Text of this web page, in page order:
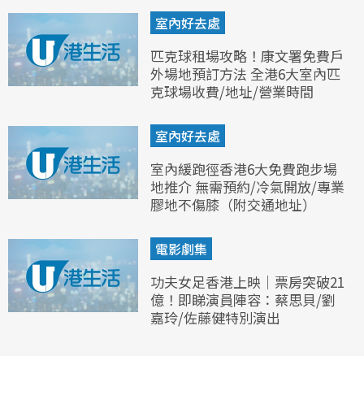
室內好去處
匹克球租場攻略！康文署免費戶
外場地預訂方法 全港6大室內匹
克球場收費/地址/營業時間
室內好去處
室內緩跑徑香港6大免費跑步場
地推介 無需預約/冷氣開放/專業
膠地不傷膝（附交通地址）
電影劇集
功夫女足香港上映｜票房突破21
億！即睇演員陣容：蔡思貝/劉
嘉玲/佐藤健特別演出